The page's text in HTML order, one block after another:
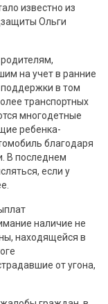
известно из
Ольги
на учет в ранние
поддержки в том
транспортных
многодетные
ребенка-
благодаря
В последнем
если у
наличие не
находящейся в
от угона,